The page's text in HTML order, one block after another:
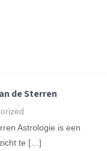
de Sterren
Astrologie is een
te […]